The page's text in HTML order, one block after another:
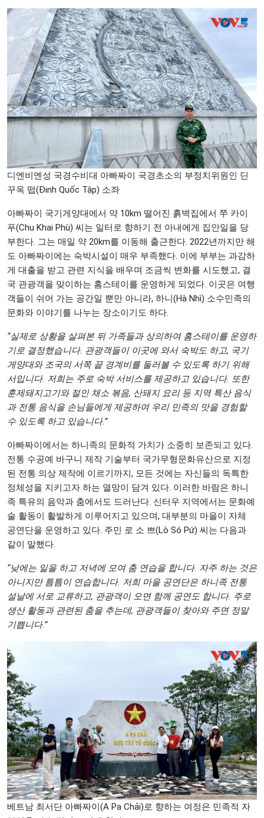
디엔비엔성 국경수비대 아빠짜이 국경초소의 부정치위원인 딘
꾸옥 떱(Đinh Quốc Tập) 소좌
아빠짜이 국기게양대에서 약 10km 떨어진 흙벽집에서 쭈 카이
푸(Chu Khai Phù) 씨는 일터로 향하기 전 아내에게 집안일을 당
부한다. 그는 매일 약 20km를 이동해 출근한다. 2022년까지만 해
도 아빠짜이에는 숙박시설이 매우 부족했다. 이에 부부는 과감하
게 대출을 받고 관련 지식을 배우며 조금씩 변화를 시도했고, 결
국 관광객을 맞이하는 홈스테이를 운영하게 되었다. 이곳은 여행
객들이 쉬어 가는 공간일 뿐만 아니라, 하니(Hà Nhì) 소수민족의
문화와 이야기를 나누는 장소이기도 하다.
“실제로 상황을 살펴본 뒤 가족들과 상의하여 홈스테이를 운영하
기로 결정했습니다. 관광객들이 이곳에 와서 숙박도 하고, 국기
게양대와 조국의 서쪽 끝 경계비를 둘러볼 수 있도록 하기 위해
서입니다. 저희는 주로 숙박 서비스를 제공하고 있습니다. 또한
훈제돼지고기와 절인 채소 볶음, 산돼지 요리 등 지역 특산 음식
과 전통 음식을 손님들에게 제공하여 우리 민족의 맛을 경험할
수 있도록 하고 있습니다.”
아빠짜이에서는 하니족의 문화적 가치가 소중히 보존되고 있다.
전통 수공예 바구니 제작 기술부터 국가무형문화유산으로 지정
된 전통 의상 제작에 이르기까지, 모든 것에는 자신들의 독특한
정체성을 지키고자 하는 열망이 담겨 있다. 이러한 바람은 하니
족 특유의 음악과 춤에서도 드러난다. 신터우 지역에서는 문화예
술 활동이 활발하게 이루어지고 있으며, 대부분의 마을이 자체
공연단을 운영하고 있다. 주민 로 소 쁘(Lò Só Pứ) 씨는 다음과
같이 말했다.
“낮에는 일을 하고 저녁에 모여 춤 연습을 합니다. 자주 하는 것은
아니지만 틈틈이 연습합니다. 저희 마을 공연단은 하니족 전통
설날에 서로 교류하고, 관광객이 오면 함께 공연도 합니다. 주로
생산 활동과 관련된 춤을 추는데, 관광객들이 찾아와 주면 정말
기쁩니다.”
베트남 최서단 아빠짜이(A Pa Chải)로 향하는 여정은 민족적 자